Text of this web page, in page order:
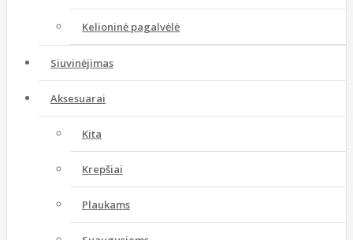
Kelioninė pagalvėlė
Siuvinėjimas
Aksesuarai
Kita
Krepšiai
Plaukams